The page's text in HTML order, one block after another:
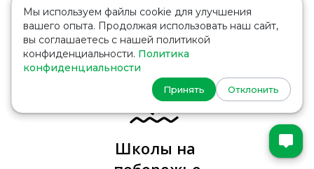
Узнать больше
Школы на
Мы используем файлы cookie для улучшения
вашего опыта. Продолжая использовать наш сайт,
вы соглашаетесь с нашей политикой
конфиденциальности. Политика
конфиденциальности
Принять Отклонить